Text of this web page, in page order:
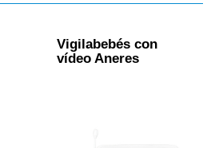
Vigilabebés con
vídeo Aneres